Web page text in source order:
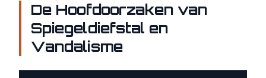
De Hoofdoorzaken van
Spiegeldiefstal en
Vandalisme